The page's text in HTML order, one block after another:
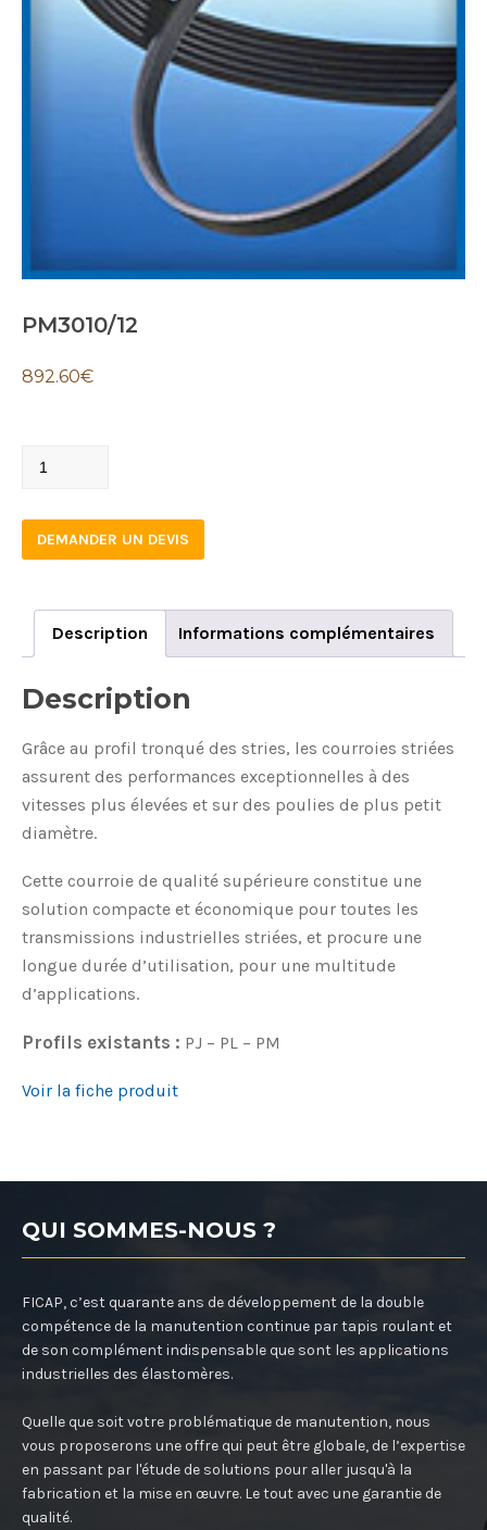
PM3010/12
892.60€
PM3010/12
DEMANDER UN DEVIS
Description Informations complémentaires
Description
Grâce au profil tronqué des stries, les courroies striées
assurent des performances exceptionnelles à des
vitesses plus élevées et sur des poulies de plus petit
diamètre.
Cette courroie de qualité supérieure constitue une
solution compacte et économique pour toutes les
transmissions industrielles striées, et procure une
longue durée d’utilisation, pour une multitude
d’applications.
Profils existants : PJ – PL – PM
Voir la fiche produit
QUI SOMMES-NOUS ?
FICAP, c’est quarante ans de développement de la double
compétence de la manutention continue par tapis roulant et
de son complément indispensable que sont les applications
industrielles des élastomères.
Quelle que soit votre problématique de manutention, nous
vous proposerons une offre qui peut être globale, de l’expertise
en passant par l'étude de solutions pour aller jusqu'à la
fabrication et la mise en œuvre. Le tout avec une garantie de
qualité.